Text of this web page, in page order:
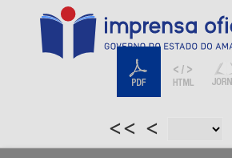
<< <